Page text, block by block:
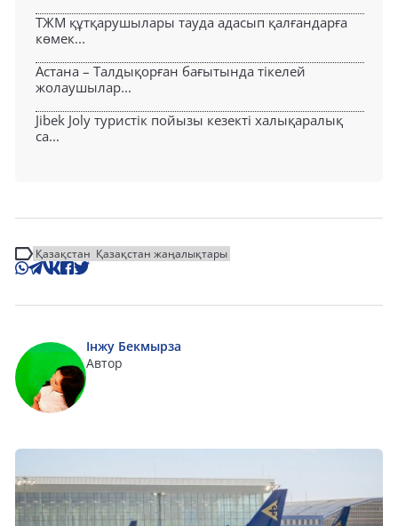
ТЖМ құтқарушылары тауда адасып қалғандарға
көмек...
Астана – Талдықорған бағытында тікелей
жолаушылар...
Jibek Joly туристік пойызы кезекті халықаралық
са...
Қазақстан Қазақстан жаңалықтары
Інжу Бекмырза
Автор